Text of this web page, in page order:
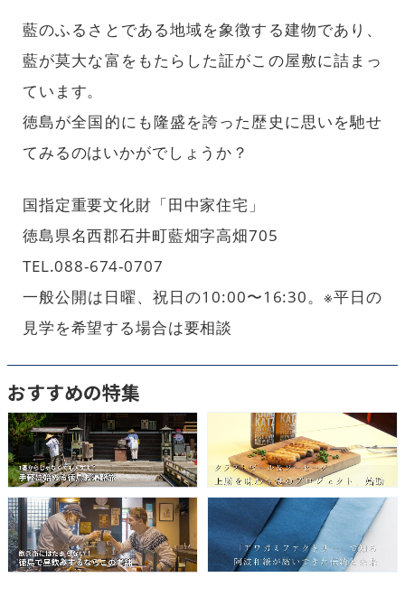
藍のふるさとである地域を象徴する建物であり、
藍が莫大な富をもたらした証がこの屋敷に詰まっ
ています。
徳島が全国的にも隆盛を誇った歴史に思いを馳せ
てみるのはいかがでしょうか？
国指定重要文化財「田中家住宅」
徳島県名西郡石井町藍畑字高畑705
TEL.088-674-0707
一般公開は日曜、祝日の10:00〜16:30。※平日の
見学を希望する場合は要相談
おすすめの特集